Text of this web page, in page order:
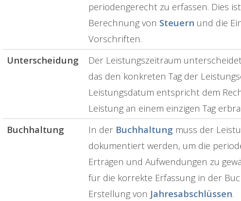
periodengerecht zu erfassen. Dies
Berechnung von Steuern und die
Vorschriften.
Unterscheidung
Der Leistungszeitraum
das den konkreten Tag der
Leistungsdatum entspricht dem
Leistung an einem einzigen Tag
Buchhaltung
In der Buchhaltung muss der
dokumentiert werden, um die
Erträgen und Aufwendungen zu
für die korrekte Erfassung in der
Erstellung von Jahresabschlüssen.